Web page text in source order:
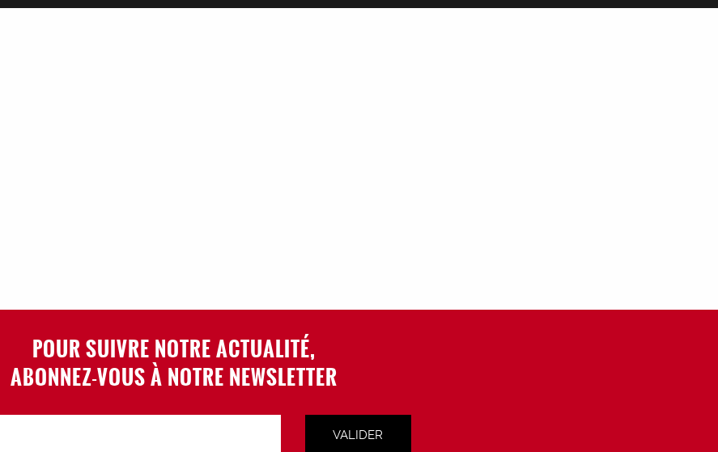
POUR SUIVRE NOTRE ACTUALITÉ,
ABONNEZ-VOUS À NOTRE NEWSLETTER